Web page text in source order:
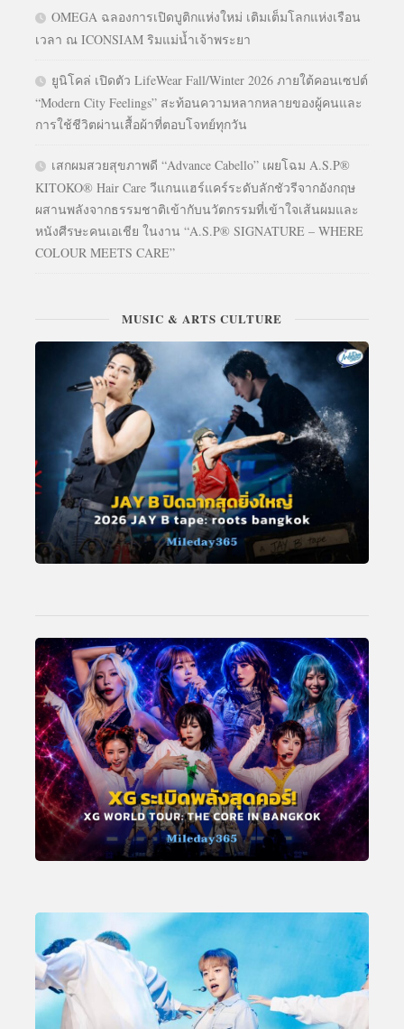
OMEGA ฉลองการเปิดบูติกแห่งใหม่ เติมเต็มโลกแห่งเรือน
เวลา ณ ICONSIAM ริมแม่น้ำเจ้าพระยา
ยูนิโคล่ เปิดตัว LifeWear Fall/Winter 2026 ภายใต้คอนเซปต์
“Modern City Feelings” สะท้อนความหลากหลายของผู้คนและ
การใช้ชีวิตผ่านเสื้อผ้าที่ตอบโจทย์ทุกวัน
เสกผมสวยสุขภาพดี “Advance Cabello” เผยโฉม A.S.P®
KITOKO® Hair Care วีแกนแฮร์แคร์ระดับลักชัวรีจากอังกฤษ
ผสานพลังจากธรรมชาติเข้ากับนวัตกรรมที่เข้าใจเส้นผมและ
หนังศีรษะคนเอเชีย ในงาน “A.S.P® SIGNATURE – WHERE
COLOUR MEETS CARE”
MUSIC & ARTS CULTURE